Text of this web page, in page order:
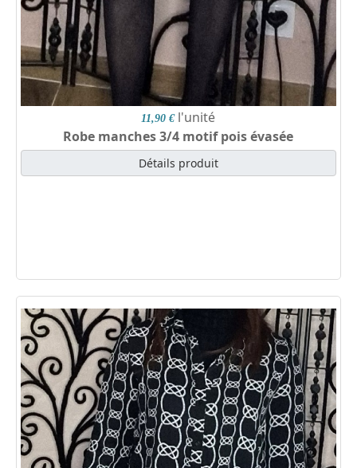
11,90 € l'unité
Robe manches 3/4 motif pois évasée
Détails produit